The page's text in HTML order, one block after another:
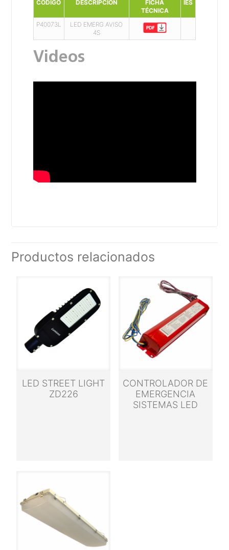
CÓDIGO DESCRIPCIÓN
FICHA
TÉCNICA
IES
P40073L
LED EMERG AVISO
4S
Videos
Productos relacionados
LED STREET LIGHT
ZD226
CONTROLADOR DE
EMERGENCIA
SISTEMAS LED